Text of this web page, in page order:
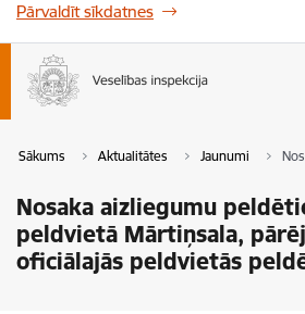
Pārvaldīt sīkdatnes
Sākums Aktualitātes Jaunumi
Nosaka aizliegumu
peldvietā Mārtiņsala,
oficiālajās peldvietās